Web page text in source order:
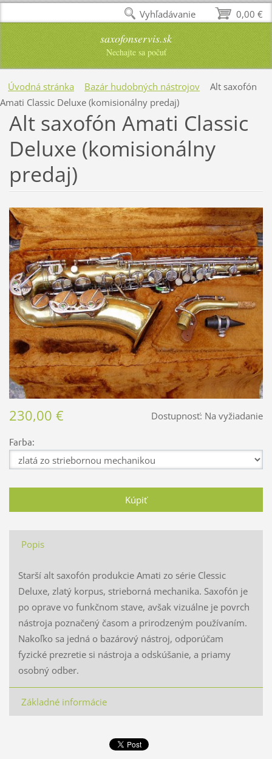
saxofonservis.sk
Nechajte sa počuť
Úvodná stránka Bazár hudobných nástrojov
Alt saxofón
Amati Classic Deluxe (komisionálny predaj)
Alt saxofón Amati Classic
Deluxe (komisionálny
predaj)
Dostupnosť: Na vyžiadanie
230,00 €
Farba:
Popis
Starší alt saxofón produkcie Amati zo série Clessic
Deluxe, zlatý korpus, strieborná mechanika. Saxofón je
po oprave vo funkčnom stave, avšak vizuálne je povrch
nástroja poznačený časom a prirodzeným používaním.
Nakoľko sa jedná o bazárový nástroj, odporúčam
fyzické prezretie si nástroja a odskúšanie, a priamy
osobný odber.
Základné informácie
0,00 €
Vyhľadávanie